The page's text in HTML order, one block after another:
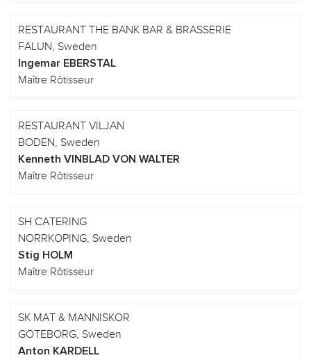
RESTAURANT THE BANK BAR & BRASSERIE
FALUN, Sweden
Ingemar EBERSTAL
Maître Rôtisseur
RESTAURANT VILJAN
BODEN, Sweden
Kenneth VINBLAD VON WALTER
Maître Rôtisseur
SH CATERING
NORRKOPING, Sweden
Stig HOLM
Maître Rôtisseur
SK MAT & MANNISKOR
GÖTEBORG, Sweden
Anton KARDELL